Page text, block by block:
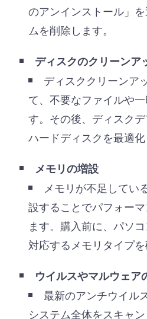
のアンインストール」
ムを削除します。
ディスクのクリーンア
ディスククリーンア
て、不要なファイルや
す。その後、ディスク
ハードディスクを最適化
メモリの増設
メモリが不足してい
設することでパフォー
ます。購入前に、パソ
対応するメモリタイプを
ウイルスやマルウェア
最新のアンチウイル
システム全体をスキャ